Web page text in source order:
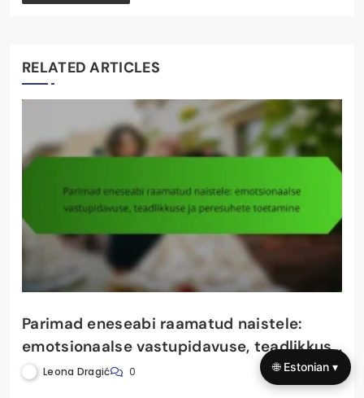
RELATED ARTICLES
Parimad eneseabi raamatud naistele:
emotsionaalse vastupidavuse, teadlikkuse
ja peresuhete toetamine
Leona Dragić 0 🌐 Estonian ▾